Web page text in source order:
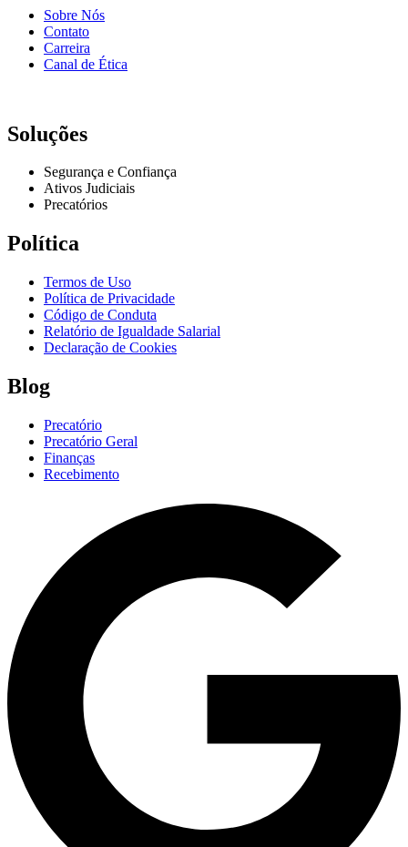
Sobre Nós
Contato
Carreira
Canal de Ética
Soluções
Segurança e Confiança
Ativos Judiciais
Precatórios
Política
Termos de Uso
Política de Privacidade
Código de Conduta
Relatório de Igualdade Salarial
Declaração de Cookies
Blog
Precatório
Precatório Geral
Finanças
Recebimento